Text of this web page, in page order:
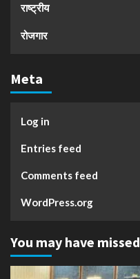
राष्ट्रीय
रोजगार
Meta
Log in
Entries feed
Comments feed
WordPress.org
You may have missed